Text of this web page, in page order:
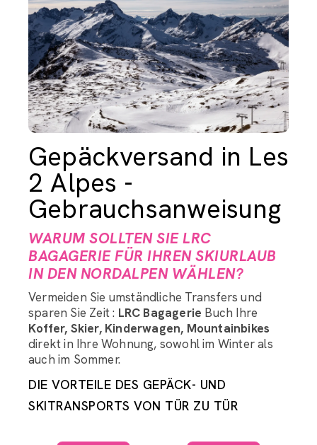
Gepäckversand in Les
2 Alpes -
Gebrauchsanweisung
WARUM SOLLTEN SIE LRC
BAGAGERIE FÜR IHREN SKIURLAUB
IN DEN NORDALPEN WÄHLEN?
Vermeiden Sie umständliche Transfers und
sparen Sie Zeit : LRC Bagagerie Buch Ihre
Koffer, Skier, Kinderwagen, Mountainbikes
direkt in Ihre Wohnung, sowohl im Winter als
auch im Sommer.
DIE VORTEILE DES GEPÄCK- UND
SKITRANSPORTS VON TÜR ZU TÜR